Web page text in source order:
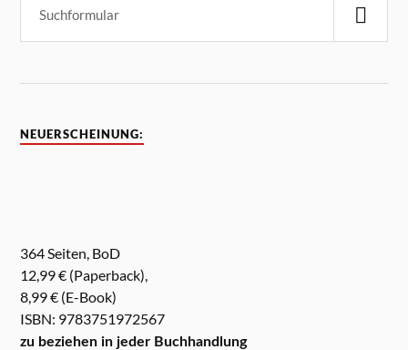
NEUERSCHEINUNG:
364 Seiten, BoD
12,99 € (Paperback),
8,99 € (E-Book)
ISBN: 9783751972567
zu beziehen in jeder Buchhandlung